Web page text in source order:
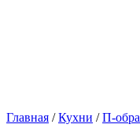
Главная /Кухни /П-